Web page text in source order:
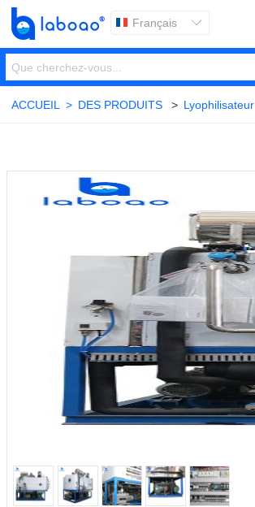
Français 
ACCUEIL > DES PRODUITS > Lyophilisateur